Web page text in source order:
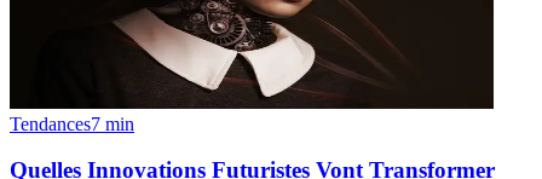
Tendances7 min
Quelles Innovations Futuristes Vont Transformer